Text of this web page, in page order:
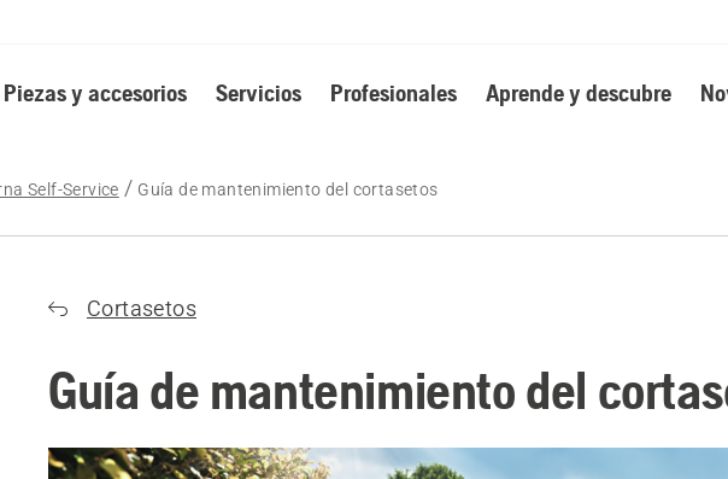
Piezas y accesorios Servicios Profesionales Aprende y descubre
Self-Service Guía de mantenimiento del cortasetos
Cortasetos
Guía de mantenimiento del